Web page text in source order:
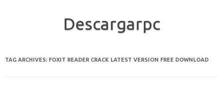
Descargarpc
TAG ARCHIVES: FOXIT READER CRACK LATEST VERSION FREE DOWNLOAD